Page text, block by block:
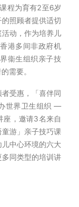
程为育有2至6岁
照顾者提供适切
动，作为培养儿
港多间非政府机
衞生组织亲子技
需要。
受惠，「喜伴同
世界卫生组织 —
座，邀请3名来自
游」亲子技巧课
中心环境的六大
同类型的培训讲